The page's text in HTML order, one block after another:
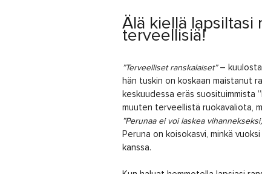
Älä kiellä lapsiltasi
terveellisiä!
”Terveelliset ranskalaiset”–
hän tuskin on koskaan maistanut
keskuudessa eräs suosituimmista
muuten terveellistä ruokavaliota,
”Perunaa ei voi laskea
Peruna on koisokasvi, minkä
kanssa.